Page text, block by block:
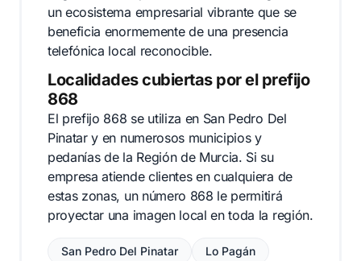
un ecosistema empresarial vibrante que se
beneficia enormemente de una presencia
telefónica local reconocible.
Localidades cubiertas por el prefijo
868
El prefijo 868 se utiliza en San Pedro Del
Pinatar y en numerosos municipios y
pedanías de la Región de Murcia. Si su
empresa atiende clientes en cualquiera de
estas zonas, un número 868 le permitirá
proyectar una imagen local en toda la región.
San Pedro Del Pinatar
Lo Pagán